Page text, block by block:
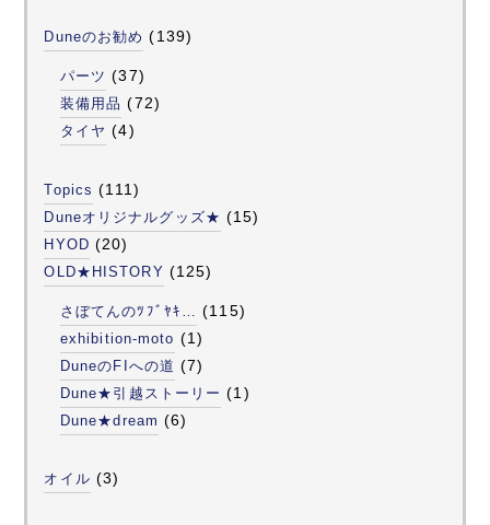
Duneのお勧め (139)
パーツ (37)
装備用品 (72)
タイヤ (4)
Topics (111)
Duneオリジナルグッズ★ (15)
HYOD (20)
OLD★HISTORY (125)
さぼてんのﾂﾌﾞﾔｷ… (115)
exhibition-moto (1)
DuneのFIへの道 (7)
Dune★引越ストーリー (1)
Dune★dream (6)
オイル (3)